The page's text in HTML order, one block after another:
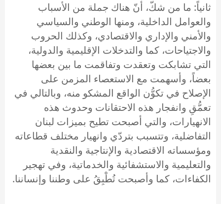
ثانياً: ما من شكّ، أنّ هناك جملة من الأسباب
والعوامل الداخلية، ومنها الوطني والسياسي
والأمني والإداري والاقتصادي، وكذلك الحروب
والاجتياحات، كما والتدخلات الإقليمية والدولية،
التي تشابكت وتعقدت وتفاقمت ما بين بعضها
بعضاً، وأسهمت مع الاستعصاء المزمن على
الإصلاح في تكوُّن الواقع المشكو منه، وبالتالي في
تعمُّقِ وانفجار هذه الاحتقانات وحدوث هذه
الانهيارات، والتي أصبحت تطيح بميزات لبنان
التفاضلية، وتتسبب بتردّي وانهيار مختلف قطاعاته
ومؤسساته الاقتصادية والإنتاجية والنقدية
والتعليمية والاستشفائية والخدماتية، وفي تهجير
الكفاءات، كما وأصبحت تُطْبِقُ على وطننا وإنساننا.